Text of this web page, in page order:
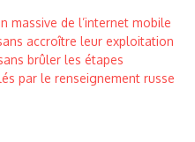
massive de l’internet mobile
accroître leur exploitation
brûler les étapes
par le renseignement russe